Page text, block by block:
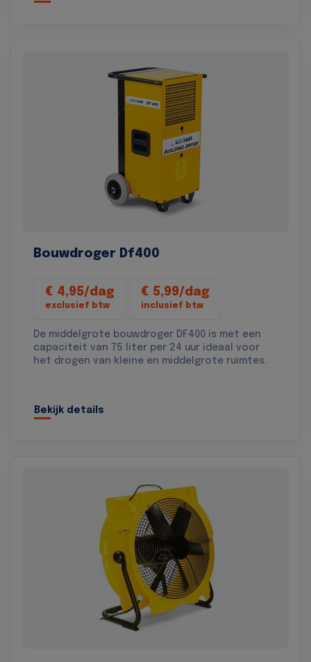
Bouwdroger Df400
€ 4,95/dag
exclusief btw
€ 5,99/dag
inclusief btw
De middelgrote bouwdroger DF400 is met een
capaciteit van 75 liter per 24 uur ideaal voor
het drogen van kleine en middelgrote ruimtes.
Bekijk details